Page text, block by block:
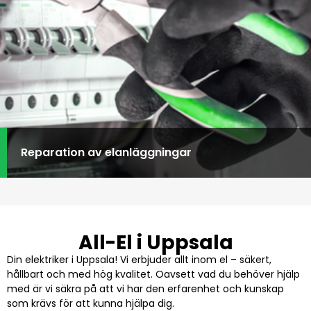
Reparation av elanläggningar
All-El i Uppsala
Din elektriker i Uppsala! Vi erbjuder allt inom el – säkert,
hållbart och med hög kvalitet. Oavsett vad du behöver hjälp
med är vi säkra på att vi har den erfarenhet och kunskap
som krävs för att kunna hjälpa dig.